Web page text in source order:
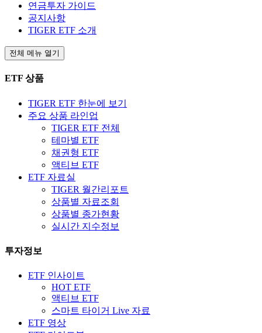
연금투자 가이드
공지사항
TIGER ETF 소개
전체 메뉴 열기
ETF 상품
TIGER ETF 한눈에 보기
주요 상품 라인업
TIGER ETF 전체
테마별 ETF
채권형 ETF
액티브 ETF
ETF 자료실
TIGER 월간리포트
상품별 자료조회
상품별 종가현황
실시간 지수정보
투자정보
ETF 인사이트
HOT ETF
액티브 ETF
스마트 타이거 Live 자료
ETF 영상